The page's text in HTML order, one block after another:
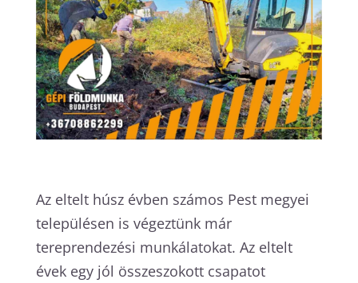
Az eltelt húsz évben számos Pest megyei
településen is végeztünk már
tereprendezési munkálatokat. Az eltelt
évek egy jól összeszokott csapatot